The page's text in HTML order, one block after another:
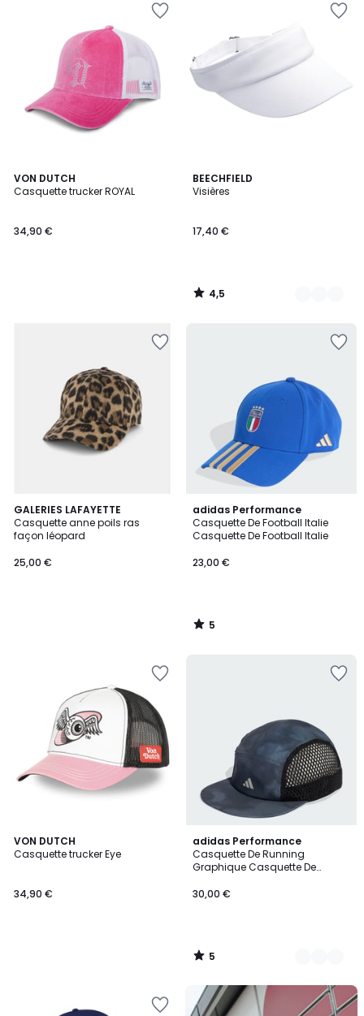
VON DUTCH
Casquette trucker ROYAL
34,90 €
BEECHFIELD
Visières
17,40 €
4,5
/ 5
2
Couleurs
4,5
/
GALERIES LAFAYETTE
Casquette anne poils ras
façon léopard
25,00 €
adidas Performance
Casquette De Football Italie
Casquette De Football Italie
23,00 €
5
/
5
5
/
VON DUTCH
Casquette trucker Eye
34,90 €
adidas Performance
Casquette De Running
Graphique Casquette De
30,00 €
5
/
5
2
Couleurs
5
/
Nouveau